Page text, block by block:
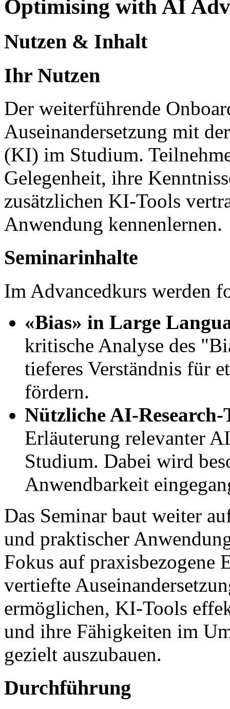
Optimising with AI
Nutzen & Inhalt
Ihr Nutzen
Der weiterführende
Auseinandersetzung mit
(KI) im Studium.
Gelegenheit, ihre
zusätzlichen KI-Tools
Anwendung kennenlernen.
Seminarinhalte
Im Advancedkurs werden
«Bias» in Large
kritische Analyse des
tieferes Verständnis für
fördern.
Nützliche AI-Research-
Erläuterung relevanter
Studium. Dabei wird
Anwendbarkeit
Das Seminar baut weiter
und praktischer
Fokus auf praxisbezogene
vertiefte
ermöglichen, KI-Tools
und ihre Fähigkeiten im
gezielt auszubauen.
Durchführung